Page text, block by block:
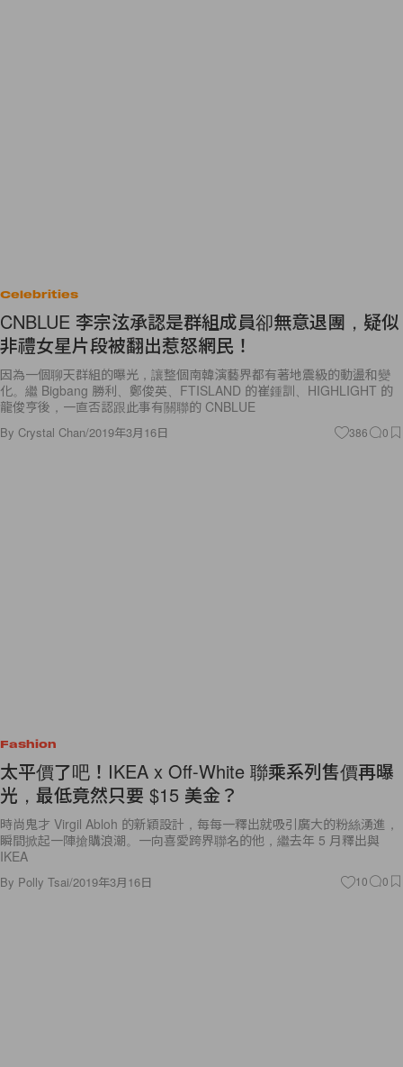
Celebrities
CNBLUE 李宗泫承認是群組成員卻無意退團，疑似
非禮女星片段被翻出惹怒網民！
因為一個聊天群組的曝光，讓整個南韓演藝界都有著地震級的動盪和變
化。繼 Bigbang 勝利、鄭俊英、FTISLAND 的崔鍾訓、HIGHLIGHT 的
龍俊亨後，一直否認跟此事有關聯的 CNBLUE
By Crystal Chan/2019年3月16日 386 0
Fashion
太平價了吧！IKEA x Off-White 聯乘系列售價再曝
光，最低竟然只要 $15 美金？
時尚鬼才 Virgil Abloh 的新穎設計，每每一釋出就吸引廣大的粉絲湧進，
瞬間掀起一陣搶購浪潮。一向喜愛跨界聯名的他，繼去年 5 月釋出與
IKEA
By Polly Tsai/2019年3月16日 10 0